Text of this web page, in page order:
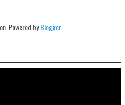
Powered byBlogger.